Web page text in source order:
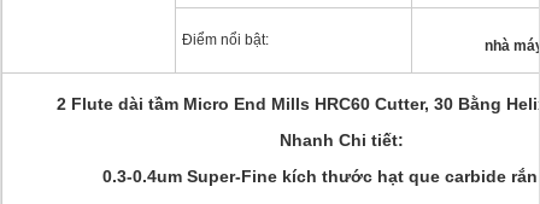
Điểm nổi bật: nhà
2 Flute dài tầm Micro End Mills HRC60 Cutter, 30 Bằng
Nhanh Chi tiết:
0.3-0.4um Super-Fine kích thước hạt que carbide